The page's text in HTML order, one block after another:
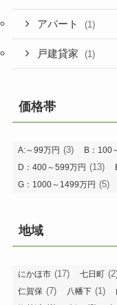
アパート (1)
戸建貸家 (1)
価格帯
A:～99万円 (3) B：100
D：400～599万円 (13)
G：1000～1499万円 (5)
地域
にかほ市 (17) 七日町
仁賀保 (7) 八幡下 (1)